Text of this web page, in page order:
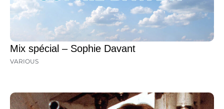
Mix spécial – Sophie Davant
VARIOUS